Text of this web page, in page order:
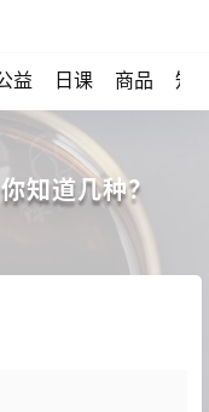
益 日课 商品 知
知道几种？